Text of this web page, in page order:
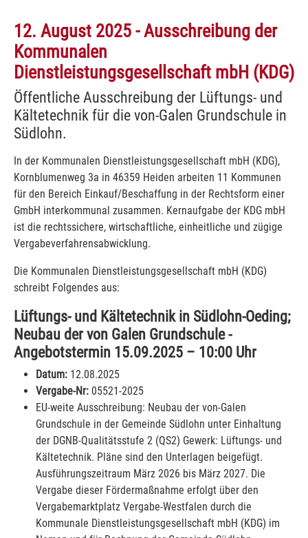
12. August 2025 - Ausschreibung der
Kommunalen
Dienstleistungsgesellschaft mbH (KDG)
Öffentliche Ausschreibung der Lüftungs- und
Kältetechnik für die von-Galen Grundschule in
Südlohn.
In der Kommunalen Dienstleistungsgesellschaft mbH (KDG),
Kornblumenweg 3a in 46359 Heiden arbeiten 11 Kommunen
für den Bereich Einkauf/Beschaffung in der Rechtsform einer
GmbH interkommunal zusammen. Kernaufgabe der KDG mbH
ist die rechtssichere, wirtschaftliche, einheitliche und zügige
Vergabeverfahrensabwicklung.
Die Kommunalen Dienstleistungsgesellschaft mbH (KDG)
schreibt Folgendes aus:
Lüftungs- und Kältetechnik in Südlohn-Oeding;
Neubau der von Galen Grundschule -
Angebotstermin 15.09.2025 – 10:00 Uhr
Datum: 12.08.2025
Vergabe-Nr: 05521-2025
EU-weite Ausschreibung: Neubau der von-Galen
Grundschule in der Gemeinde Südlohn unter Einhaltung
der DGNB-Qualitätsstufe 2 (QS2) Gewerk: Lüftungs- und
Kältetechnik. Pläne sind den Unterlagen beigefügt.
Ausführungszeitraum März 2026 bis März 2027. Die
Vergabe dieser Fördermaßnahme erfolgt über den
Vergabemarktplatz Vergabe-Westfalen durch die
Kommunale Dienstleistungsgesellschaft mbH (KDG) im